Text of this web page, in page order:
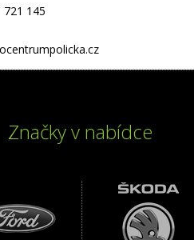
721 145
Značky v nabídce